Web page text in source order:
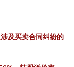
及买卖合同纠纷的